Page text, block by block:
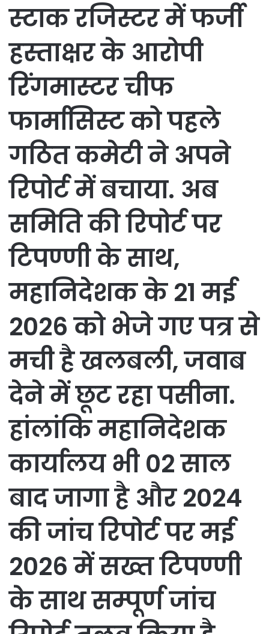
स्टाक रजिस्टर में फर्जी
हस्ताक्षर के आरोपी
रिंगमास्टर चीफ
फार्मासिस्ट को पहले
गठित कमेटी ने अपने
रिपोर्ट में बचाया. अब
समिति की रिपोर्ट पर
टिपण्णी के साथ,
महानिदेशक के 21 मई
2026 को भेजे गए पत्र से
मची है खलबली, जवाब
देने में छूट रहा पसीना.
हांलांकि महानिदेशक
कार्यालय भी 02 साल
बाद जागा है और 2024
की जांच रिपोर्ट पर मई
2026 में सख्त टिपण्णी
के साथ सम्पूर्ण जांच